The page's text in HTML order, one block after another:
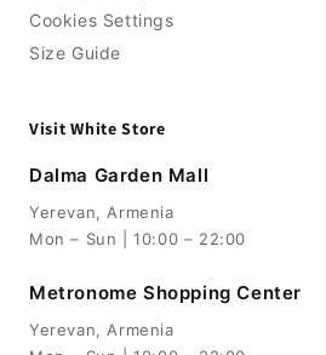
Cookies Settings
Size Guide
Visit White Store
Dalma Garden Mall
Yerevan, Armenia
Mon – Sun | 10:00 – 22:00
Metronome Shopping Center
Yerevan, Armenia